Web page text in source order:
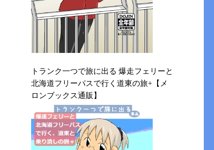
トランク一つで旅に出る 爆走フェリーと
北海道フリーパスで行く道東の旅+【メ
ロンブックス通販】